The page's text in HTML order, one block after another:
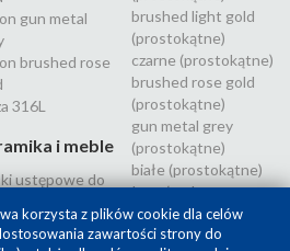
gun metal
brushed rose
316L
i meble
ustępowe do
brushed light gold
(prostokątne)
czarne (prostokątne)
brushed rose gold
(prostokątne)
gun metal grey
(prostokątne)
białe (prostokątne)
Inox (stal
nierdzewna 316L)
korzysta z plików cookie dla celów
zawartości strony do